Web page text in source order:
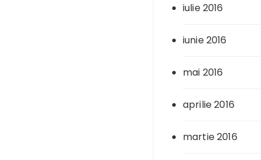
iulie 2016
iunie 2016
mai 2016
aprilie 2016
martie 2016